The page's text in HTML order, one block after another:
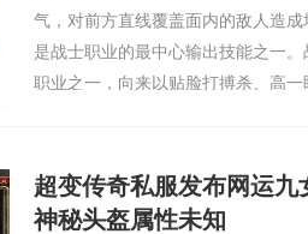
气，对前方直线覆盖面内的敌人造
是战士职业的最中心输出技能之一
职业之一，向来以贴脸打搏杀、高
超变传奇私服发布网运
神秘头盔属性未知